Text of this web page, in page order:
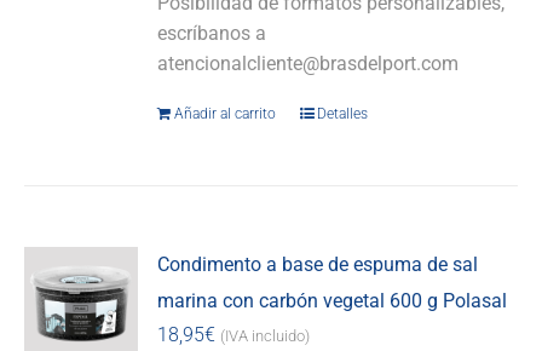
escríbanos a
atencionalcliente@brasdelport.com
Añadir al carrito Detalles
Condimento a base de espuma de sal
marina con carbón vegetal 600 g Polasal
18,95€ (IVA incluido)